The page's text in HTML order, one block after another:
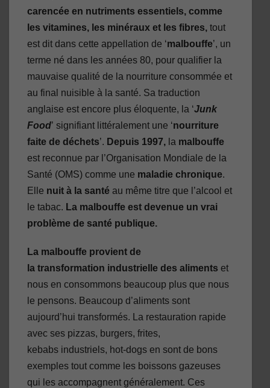
carencée en nutriments essentiels, comme
les vitamines, les minéraux et les fibres, tout
est dit dans cette appellation de ‘malbouffe’, un
terme né dans les années 80, pour qualifier la
mauvaise qualité de la nourriture consommée et
au final nuisible à la santé. Sa traduction
anglaise est encore plus éloquente, la ‘Junk
Food’ signifiant littéralement une ‘nourriture
faite de déchets’. Depuis 1997, la malbouffe
est reconnue par l’Organisation Mondiale de la
Santé (OMS) comme une maladie chronique.
Elle nuit à la santé au même titre que l’alcool et
le tabac. La malbouffe est devenue un vrai
problème de santé publique.
La malbouffe provient de
la transformation industrielle des aliments et
nous en consommons beaucoup plus que nous
le pensons. Beaucoup d’aliments sont
aujourd’hui transformés. La restauration rapide
avec ses pizzas, burgers, frites,
kebabs industriels, hot-dogs en sont de bons
exemples tout comme les boissons gazeuses
qui les accompagnent généralement. Ces